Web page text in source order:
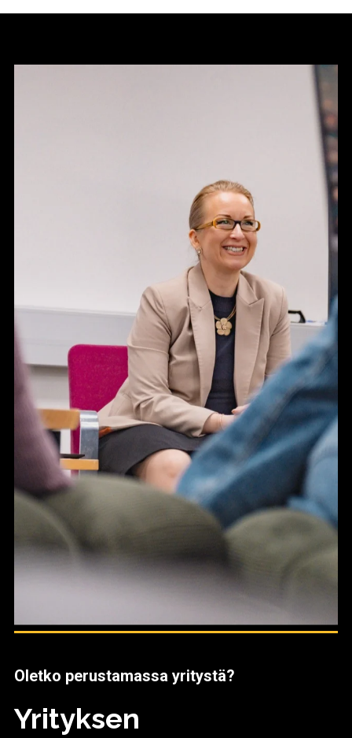
Oletko perustamassa yritystä?
Yrityksen